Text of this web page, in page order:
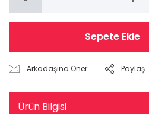
Sepete Ekle
Arkadaşına Öner Paylaş
Ürün Bilgisi